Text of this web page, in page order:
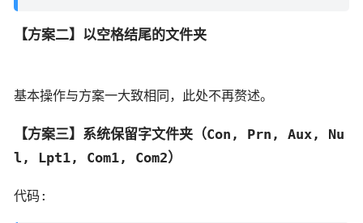
【方案二】以空格结尾的文件夹
基本操作与方案一大致相同，此处不再赘述。
【方案三】系统保留字文件夹（Con, Prn, Aux, Nu
l, Lpt1, Com1, Com2）
代码: